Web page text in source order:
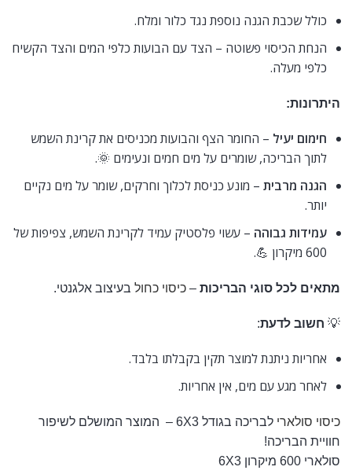
כולל שכבת הגנה נוספת נגד כלור ומלח.
הנחת הכיסוי פשוטה – הצד עם הבועות כלפי המים והצד הקשיח
כלפי מעלה.
היתרונות:
חימום יעיל – החומר הצף והבועות מכניסים את קרינת השמש
לתוך הבריכה, שומרים על מים חמים ונעימים 🌞.
הגנה מרבית – מונע כניסת לכלוך וחרקים, שומר על מים נקיים
יותר.
עמידות גבוהה – עשוי פלסטיק עמיד לקרינת השמש, צפיפות של
600 מיקרון 💪.
מתאים לכל סוגי הבריכות – כיסוי כחול בעיצוב אלגנטי.
💡 חשוב לדעת:
אחריות ניתנת למוצר תקין בקבלתו בלבד.
לאחר מגע עם מים, אין אחריות.
כיסוי סולארי
לבריכה בגודל 6X3 – המוצר המושלם לשיפור
חוויית הבריכה!
סולארי 600 מיקרון 6X3